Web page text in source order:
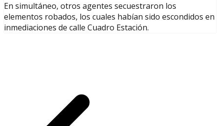
En simultáneo, otros agentes secuestraron los
elementos robados, los cuales habían sido escondidos en
inmediaciones de calle Cuadro Estación.